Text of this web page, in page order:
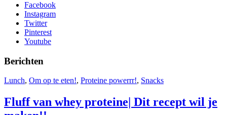
Facebook
Instagram
Twitter
Pinterest
Youtube
Berichten
Lunch, Om op te eten!, Proteine powerrr!, Snacks
Fluff van whey proteine| Dit recept wil je